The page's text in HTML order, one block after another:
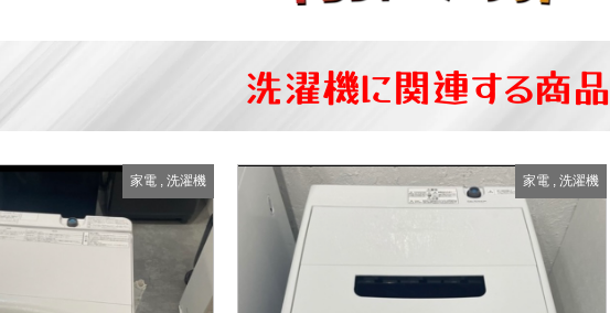
洗濯機に関連する商品
家電, 洗濯機 家電, 洗濯機